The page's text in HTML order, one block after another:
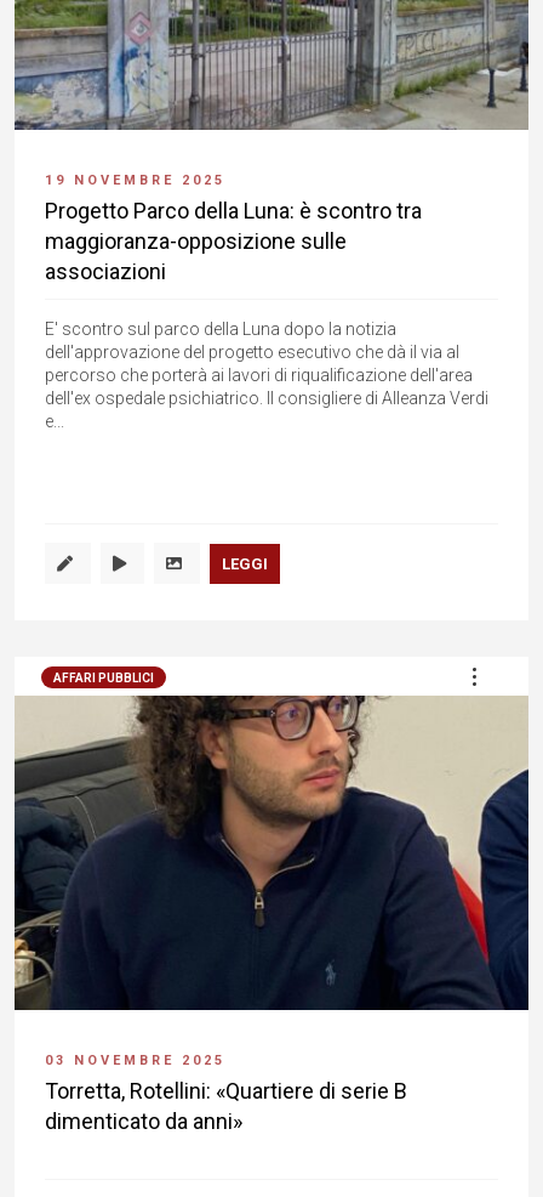
19 NOVEMBRE 2025
Progetto Parco della Luna: è scontro tra
maggioranza-opposizione sulle
associazioni
E' scontro sul parco della Luna dopo la notizia
dell'approvazione del progetto esecutivo che dà il via al
percorso che porterà ai lavori di riqualificazione dell'area
dell'ex ospedale psichiatrico. Il consigliere di Alleanza Verdi
e...
LEGGI
AFFARI PUBBLICI
03 NOVEMBRE 2025
Torretta, Rotellini: «Quartiere di serie B
dimenticato da anni»